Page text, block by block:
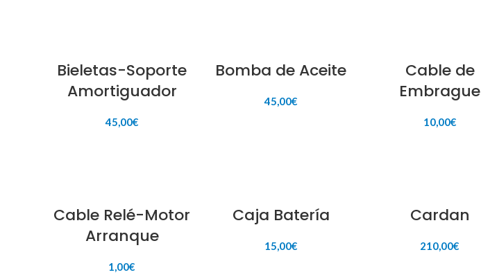
Bieletas-Soporte
Amortiguador
45,00€
Bomba de Aceite
45,00€
Cable de
Embrague
10,00€
Cable Relé-Motor
Arranque
1,00€
Caja Batería
15,00€
Cardan
210,00€